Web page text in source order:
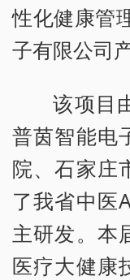
性化健康管
子有限公司
该项目
普茵智能电
院、石家庄
了我省中医
主研发。本
医疗大健康